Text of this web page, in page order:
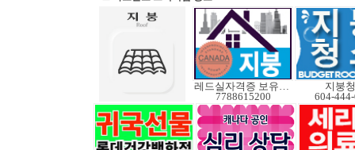
레드실자격증 보유업체
7788615200
지붕
604-